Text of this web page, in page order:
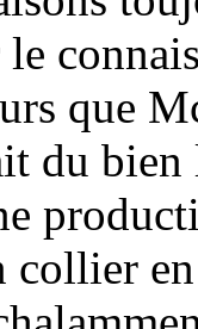
que
du
collier